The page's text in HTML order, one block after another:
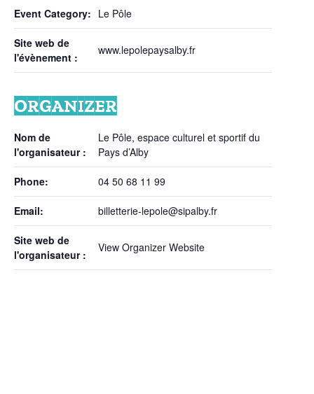
Event Category: Le Pôle
Site web de
l'évènement :
www.lepolepaysalby.fr
ORGANIZER
Nom de
l'organisateur :
Le Pôle, espace culturel et sportif du
Pays d’Alby
Phone: 04 50 68 11 99
Email: billetterie-lepole@sipalby.fr
Site web de
l'organisateur :
View Organizer Website